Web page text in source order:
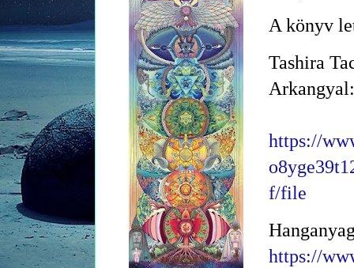
A könyv
Tashira
https://
f/file
https://